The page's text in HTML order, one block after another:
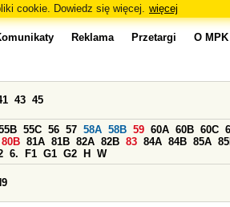
cookie. Dowiedz się więcej. więcej
Reklama Przetargi O MPK
43 45
55C 56 57 58A 58B 59 60A 60B 60C
80B 81A 81B 82A 82B 83 84A 84B 85A
6. F1 G1 G2 H W